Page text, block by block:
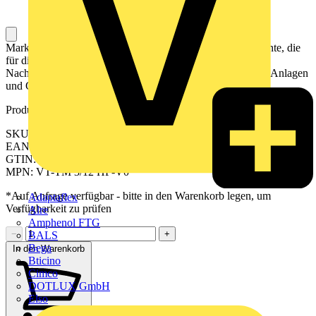
Adaptaflex
Alre
Amphenol FTG
BALS
Bega
Bticino
Cimco
DOTLUX GmbH
Elso
Markierer für Leiter und Kabel sind Kennzeichnungselemente, die
für die eindeutige Kennzeichnung, Organisation und
Nachverfolgbarkeit von elektrischen Leitern und Kabeln in Anlagen
und Geräten verwendet werden.
Produktkennzeichen
SKU: 2571330000
EAN: 04050118608359
GTIN: 04050118608359
MPN: VT-TM 3/12 HF-V0
*Auf Anfrage verfügbar - bitte in den Warenkorb legen, um
Verfügbarkeit zu prüfen
−
+
In den Warenkorb